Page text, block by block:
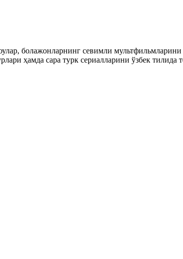
болажонларнинг севимли
ҳамда сара турк сериалларини ўзбек